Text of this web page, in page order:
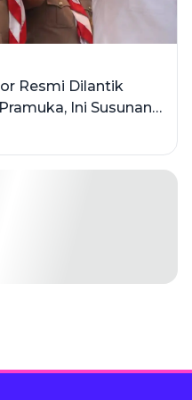
Resmi Dilantik
Ini Susunan